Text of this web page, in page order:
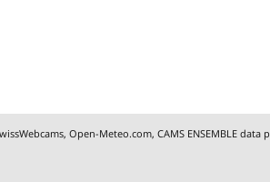
,Open-Meteo.com,CAMS ENSEMBLE data